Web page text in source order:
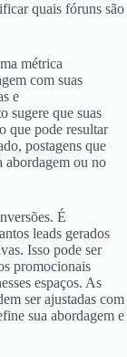
quais fóruns são
métrica
com suas
e
sugere que suas
que pode resultar
postagens que
abordagem ou no
É
leads gerados
Isso pode ser
promocionais
espaços. As
ser ajustadas com
sua abordagem e